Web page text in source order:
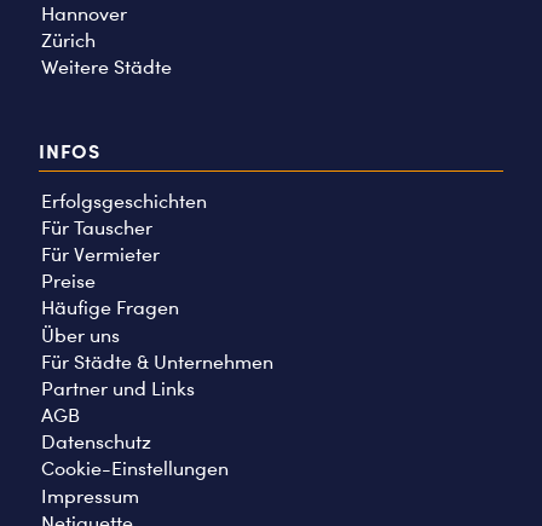
Hannover
Zürich
Weitere Städte
INFOS
Erfolgsgeschichten
Für Tauscher
Für Vermieter
Preise
Häufige Fragen
Über uns
Für Städte & Unternehmen
Partner und Links
AGB
Datenschutz
Cookie-Einstellungen
Impressum